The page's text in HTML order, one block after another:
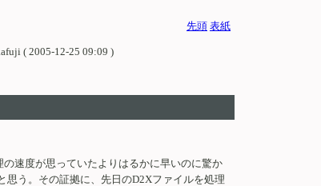
先頭 表紙
( 2005-12-25 09:09 )
速度が思っていたよりはるかに早いのに驚か
う。その証拠に、先日のD2Xファイルを処理